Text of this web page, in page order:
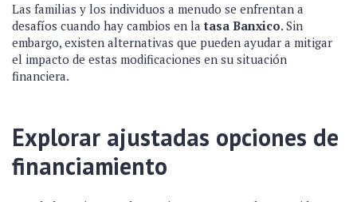
Las familias y los individuos a menudo se enfrentan a
desafíos cuando hay cambios en latasa Banxico. Sin
embargo, existen alternativas que pueden ayudar a mitigar
el impacto de estas modificaciones en su situación
financiera.
Explorar ajustadas opciones de
financiamiento